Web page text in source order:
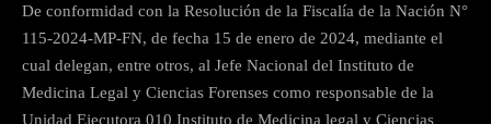
De conformidad con la Resolución de la Fiscalía de la Nación N°
115-2024-MP-FN, de fecha 15 de enero de 2024, mediante el
cual delegan, entre otros, al Jefe Nacional del Instituto de
Medicina Legal y Ciencias Forenses como responsable de la
Unidad Ejecutora 010 Instituto de Medicina legal y Ciencias